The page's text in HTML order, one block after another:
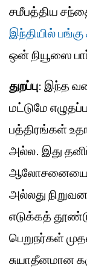
சமீபத்திய
இந்தியில்
ஒன் நியூஸை
துறப்பு: இந்த
மட்டுமே
பத்திரங்கள்
அல்ல. இது
ஆலோசனையை
அல்லது
எடுக்கத்
பெறுநர்கள்
சுயாதீனமான